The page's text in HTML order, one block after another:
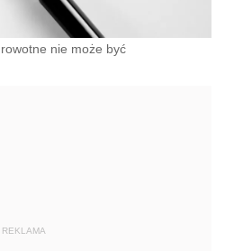
nie może być